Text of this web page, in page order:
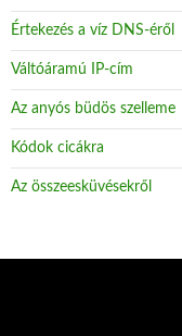
Értekezés a víz DNS-éről
Váltóáramú IP-cím
Az anyós büdös szelleme
Kódok cicákra
Az összeesküvésekről